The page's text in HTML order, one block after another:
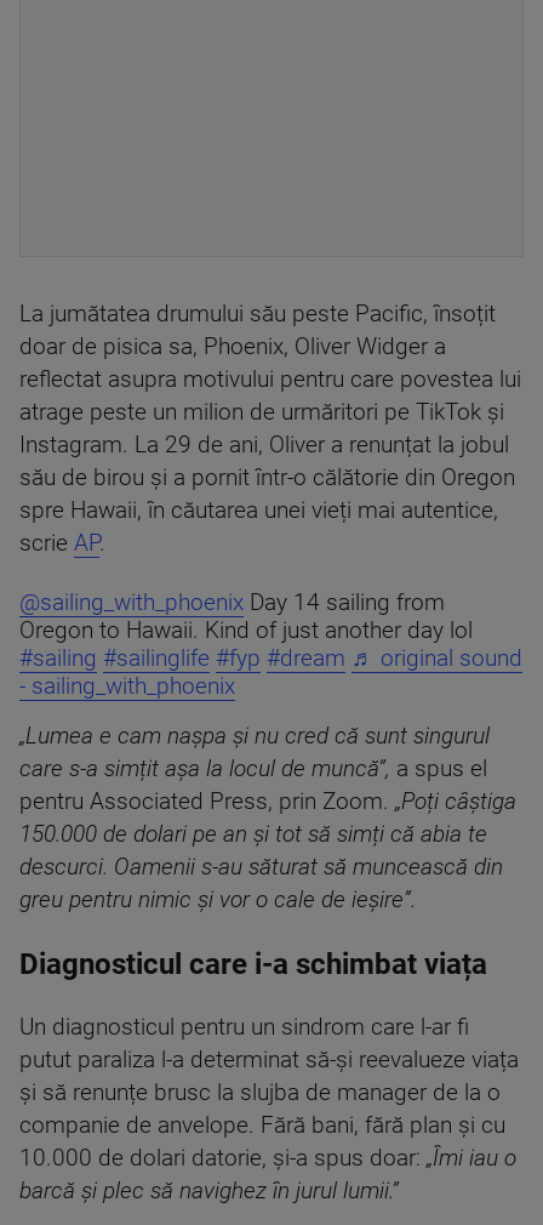
La jumătatea drumului său peste Pacific, însoțit
doar de pisica sa, Phoenix, Oliver Widger a
reflectat asupra motivului pentru care povestea lui
atrage peste un milion de urmăritori pe TikTok și
Instagram. La 29 de ani, Oliver a renunțat la jobul
său de birou și a pornit într-o călătorie din Oregon
spre Hawaii, în căutarea unei vieți mai autentice,
scrie AP.
@sailing_with_phoenix Day 14 sailing from
Oregon to Hawaii. Kind of just another day lol
#sailing #sailinglife #fyp #dream ♬ original sound
- sailing_with_phoenix
„Lumea e cam nașpa și nu cred că sunt singurul
care s-a simțit așa la locul de muncă”, a spus el
pentru Associated Press, prin Zoom. „Poți câștiga
150.000 de dolari pe an și tot să simți că abia te
descurci. Oamenii s-au săturat să muncească din
greu pentru nimic și vor o cale de ieșire”.
Diagnosticul care i-a schimbat viața
Un diagnosticul pentru un sindrom care l-ar fi
putut paraliza l-a determinat să-și reevalueze viața
și să renunțe brusc la slujba de manager de la o
companie de anvelope. Fără bani, fără plan și cu
10.000 de dolari datorie, și-a spus doar: „Îmi iau o
barcă și plec să navighez în jurul lumii.”